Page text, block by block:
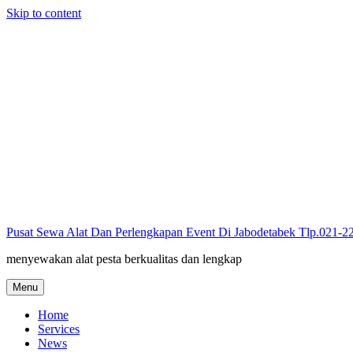
Skip to content
Pusat Sewa Alat Dan Perlengkapan Event Di Jabodetabek Tlp.021-
menyewakan alat pesta berkualitas dan lengkap
Menu
Home
Services
News